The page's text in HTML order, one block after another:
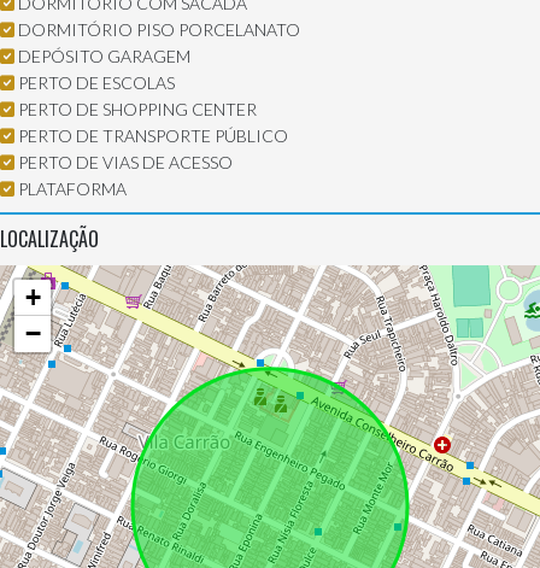
DORMITÓRIO PISO PORCELANATO
DEPÓSITO GARAGEM
PERTO DE ESCOLAS
PERTO DE SHOPPING CENTER
PERTO DE TRANSPORTE PÚBLICO
PERTO DE VIAS DE ACESSO
PLATAFORMA
LOCALIZAÇÃO
+
−